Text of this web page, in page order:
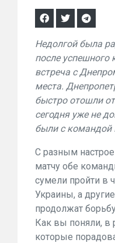
Недолгой была
после успешного
встреча с
места.
быстро отошли
сегодня уже не
были с командой
С разным
матчу обе
сумели пройти в
Украины, а
продолжат
Как вы поняли, в
которые